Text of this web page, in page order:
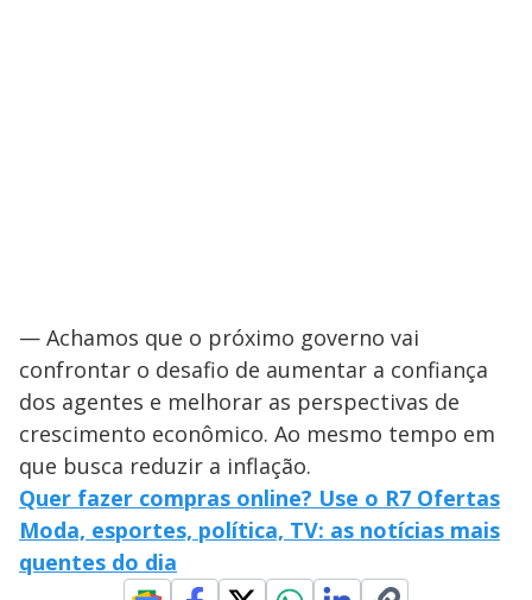
— Achamos que o próximo governo vai
confrontar o desafio de aumentar a confiança
dos agentes e melhorar as perspectivas de
crescimento econômico. Ao mesmo tempo em
que busca reduzir a inflação.
Quer fazer compras online? Use o R7 Ofertas
Moda, esportes, política, TV: as notícias mais
quentes do dia